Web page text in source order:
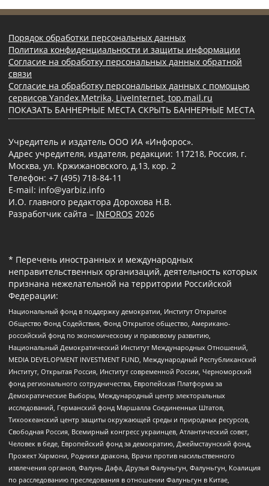
Порядок обработки персональных данных
Политика конфиденциальности и защиты информации
Согласие на обработку персональных данных обратной
связи
Согласие на обработку персональных данных с помощью
сервисов Yandex.Metrika, LiveInternet, top.mail.ru
ПОКАЗАТЬ БАННЕРНЫЕ МЕСТА СКРЫТЬ БАННЕРНЫЕ МЕСТА
Учредитель и издатель ООО ИА «Инфорос».
Адрес учредителя, издателя, редакции: 117218, Россия, г.
Москва, ул. Кржижановского, д.13, кор. 2
Телефон: +7 (495) 718-84-11
E-mail: info@yarbiz.info
И.О. главного редактора Дорохова Н.В.
Разработчик сайта – INFOROS 2026
* Перечень иностранных и международных
неправительственных организаций, деятельность которых
признана нежелательной на территории Российской
Федерации:
Национальный фонд в поддержку демократии, Институт Открытое
Общество Фонд Содействия, Фонд Открытое общество, Американо-
российский фонд по экономическому и правовому развитию,
Национальный Демократический Институт Международных Отношений,
MEDIA DEVELOPMENT INVESTMENT FUND, Международный Республиканский
Институт, Открытая Россия, Институт современной России, Черноморский
фонд регионального сотрудничества, Европейская Платформа за
Демократические Выборы, Международный центр электоральных
исследований, Германский фонд Маршалла Соединенных Штатов,
Тихоокеанский центр защиты окружающей среды и природных ресурсов,
Свободная Россия, Всемирный конгресс украинцев, Атлантический совет,
Человек в беде, Европейский фонд за демократию, Джеймстаунский фонд,
Прожект Хармони, Родники дракона, Врачи против насильственного
извлечения органов, Фалунь Дафа, Друзья Фалуньгун, Фалуньгун, Коалиция
по расследованию преследования в отношении Фалуньгун в Китае,